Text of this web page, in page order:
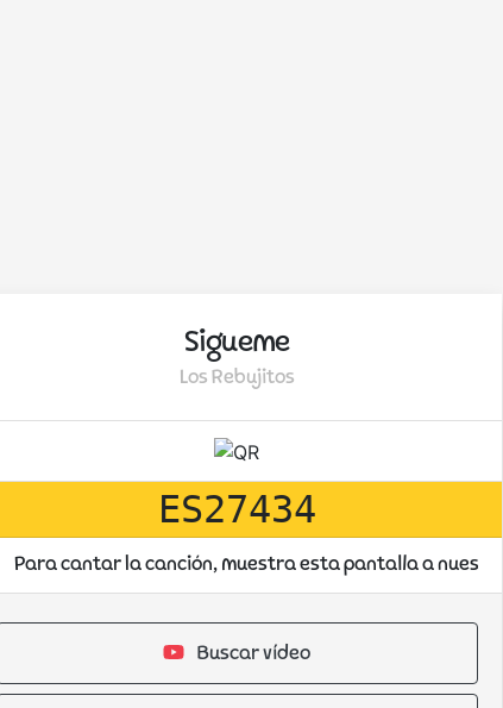
Sigueme
Los Rebujitos
ES27434
Para cantar la canción, muestra esta pantalla a nuestros
Buscar vídeo